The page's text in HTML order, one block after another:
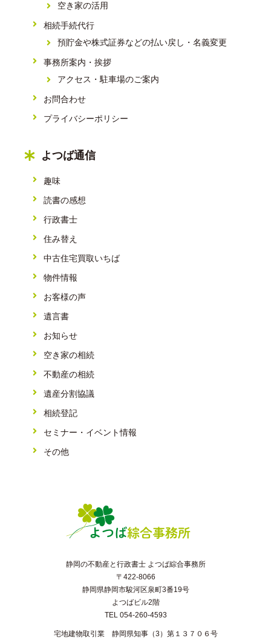
空き家の活用
相続手続代行
預貯金や株式証券などの払い戻し・名義変更
事務所案内・挨拶
アクセス・駐車場のご案内
お問合わせ
プライバシーポリシー
よつば通信
趣味
読書の感想
行政書士
住み替え
中古住宅買取いちば
物件情報
お客様の声
遺言書
お知らせ
空き家の相続
不動産の相続
遺産分割協議
相続登記
セミナー・イベント情報
その他
静岡の不動産と行政書士 よつば綜合事務所
〒422-8066
静岡県静岡市駿河区泉町3番19号
よつばビル2階
TEL 054-260-4593
宅地建物取引業 静岡県知事（3）第１３７０６号